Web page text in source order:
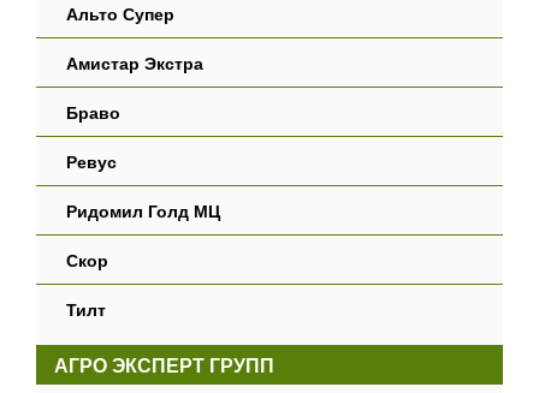
Альто Супер
Амистар Экстра
Браво
Ревус
Ридомил Голд МЦ
Скор
Тилт
АГРО ЭКСПЕРТ ГРУПП